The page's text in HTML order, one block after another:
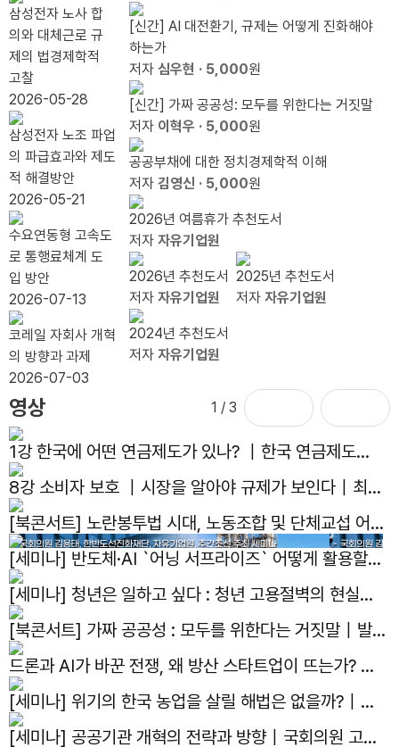
가
다
짓말』
출간
기념
북콘
서트
료식
하는
이유
니다.
그것
은 다
음의
인터
넷이
다.
웃기
전에,
라이
트 형
제를
상기
하라
나
력 봐
조 눈
배분`
삼성전자 노사 합
의와 대체근로 규
제의 법경제학적
고찰
2026-05-28
삼성전자 노조 파업
의 파급효과와 제도
적 해결방안
2026-05-21
수요연동형 고속도
로 통행료체계 도
입 방안
2026-07-13
코레일 자회사 개혁
의 방향과 과제
2026-07-03
[신간] AI 대전환기, 규제는 어떻게 진화해야
하는가
저자 심우현 · 5,000원
[신간] 가짜 공공성: 모두를 위한다는 거짓말
저자 이혁우 · 5,000원
공공부채에 대한 정치경제학적 이해
저자 김영신 · 5,000원
2026년 여름휴가 추천도서
저자 자유기업원
2026년 추천도서
저자 자유기업원
2025년 추천도서
저자 자유기업원
2024년 추천도서
저자 자유기업원
영상 1 / 3
1강 한국에 어떤 연금제도가 있나? ｜한국 연금제도의
현재와 미래｜김용하 교수
8강 소비자 보호 ｜시장을 알아야 규제가 보인다｜최병
선 명예교수
[북콘서트] 노란봉투법 시대, 노동조합 및 단체교섭 어떻
게 대응하나?｜발간기념 북콘서트
[세미나] 반도체·AI `어닝 서프라이즈` 어떻게 활용할
것인가?｜국회의원 김용태, 한반도선진화재단, 자유기
업원, 주간조선 주최 세미나
[세미나] 청년은 일하고 싶다 : 청년 고용절벽의 현실과
해법｜국회의원 박수영, 자유기업원 공동주최 세미나
[북콘서트] 가짜 공공성 : 모두를 위한다는 거짓말｜발간
기념 북콘서트
드론과 AI가 바꾼 전쟁, 왜 방산 스타트업이 뜨는가? ｜
선유도 스터디 4화
[세미나] 위기의 한국 농업을 살릴 해법은 없을까?｜제
14회 아고라이코노미카
[세미나] 공공기관 개혁의 전략과 방향｜국회의원 고동